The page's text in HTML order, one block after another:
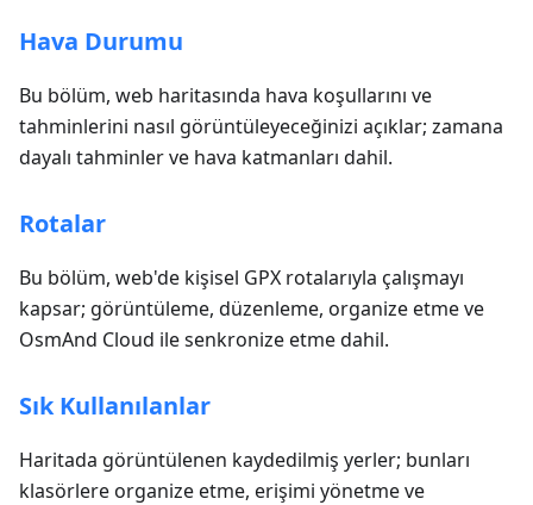
Hava Durumu
Bu bölüm, web haritasında hava koşullarını ve
tahminlerini nasıl görüntüleyeceğinizi açıklar; zamana
dayalı tahminler ve hava katmanları dahil.
Rotalar
Bu bölüm, web'de kişisel GPX rotalarıyla çalışmayı
kapsar; görüntüleme, düzenleme, organize etme ve
OsmAnd Cloud ile senkronize etme dahil.
Sık Kullanılanlar
Haritada görüntülenen kaydedilmiş yerler; bunları
klasörlere organize etme, erişimi yönetme ve